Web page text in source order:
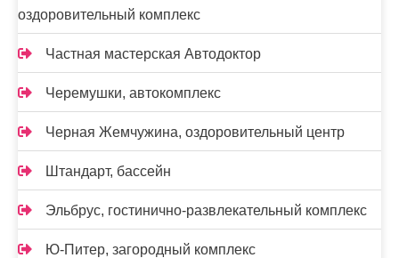
оздоровительный комплекс
Частная мастерская Автодоктор
Черемушки, автокомплекс
Черная Жемчужина, оздоровительный центр
Штандарт, бассейн
Эльбрус, гостинично-развлекательный комплекс
Ю-Питер, загородный комплекс